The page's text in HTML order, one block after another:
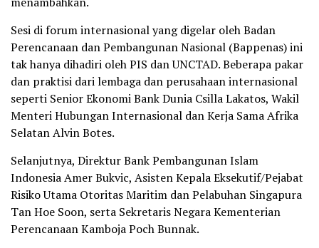
Sesi di forum internasional yang digelar oleh Badan
Perencanaan dan Pembangunan Nasional (Bappenas) ini
tak hanya dihadiri oleh PIS dan UNCTAD. Beberapa pakar
dan praktisi dari lembaga dan perusahaan internasional
seperti Senior Ekonomi Bank Dunia Csilla Lakatos, Wakil
Menteri Hubungan Internasional dan Kerja Sama Afrika
Selatan Alvin Botes.
Selanjutnya, Direktur Bank Pembangunan Islam
Indonesia Amer Bukvic, Asisten Kepala Eksekutif/Pejabat
Risiko Utama Otoritas Maritim dan Pelabuhan Singapura
Tan Hoe Soon, serta Sekretaris Negara Kementerian
Perencanaan Kamboja Poch Bunnak.